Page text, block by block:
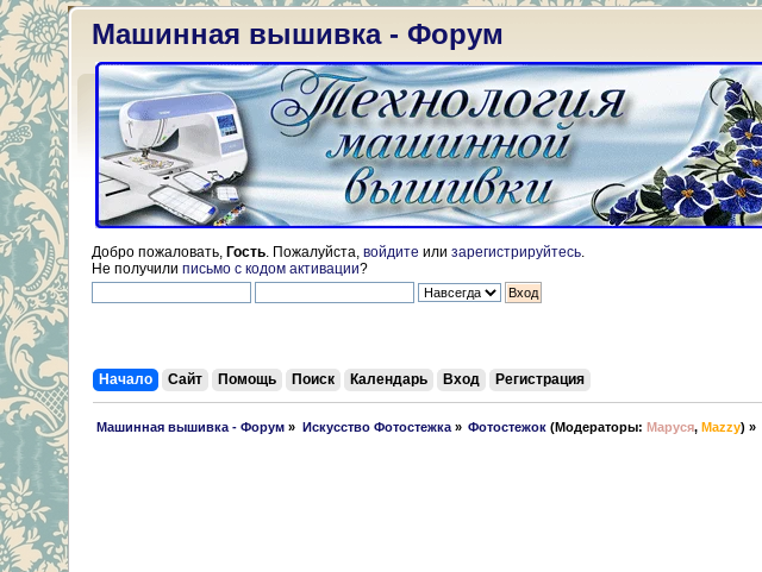
Машинная вышивка - Форум
Добро пожаловать, Гость . Пожалуйста, войдите или зарегистрируйтесь
Не получили письмо с кодом активации?
Начало Сайт Помощь Поиск Календарь Вход Регистрация
Машинная вышивка - Форум » Искусство Фотостежка» Фотостежок (Модераторы:Маруся,Mazzy) »